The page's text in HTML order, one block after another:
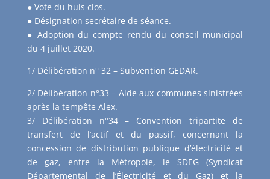
● Vote du huis clos.
● Désignation secrétaire de séance.
● Adoption du compte rendu du conseil municipal
du 4 juillet 2020.
1/ Délibération n° 32 – Subvention GEDAR.
2/ Délibération n°33 – Aide aux communes sinistrées
après la tempête Alex.
3/ Délibération n°34 – Convention tripartite de
transfert de l’actif et du passif, concernant la
concession de distribution publique d’électricité et
de gaz, entre la Métropole, le SDEG (Syndicat
Départemental de l’Électricité et du Gaz) et la